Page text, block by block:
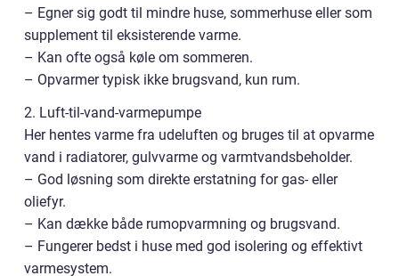
– Egner sig godt til mindre huse, sommerhuse eller som
supplement til eksisterende varme.
– Kan ofte også køle om sommeren.
– Opvarmer typisk ikke brugsvand, kun rum.
2. Luft-til-vand-varmepumpe
Her hentes varme fra udeluften og bruges til at opvarme
vand i radiatorer, gulvvarme og varmtvandsbeholder.
– God løsning som direkte erstatning for gas- eller
oliefyr.
– Kan dække både rumopvarmning og brugsvand.
– Fungerer bedst i huse med god isolering og effektivt
varmesystem.